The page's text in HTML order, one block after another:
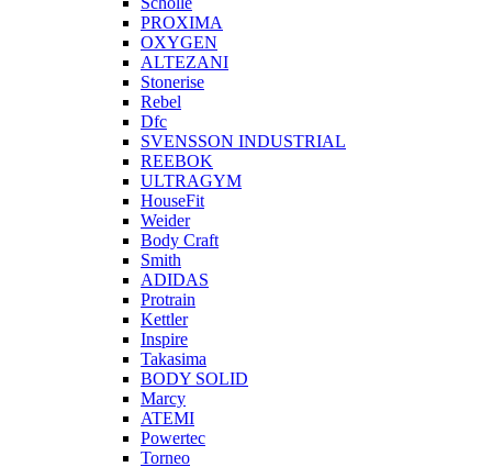
PROXIMA
OXYGEN
ALTEZANI
Stonerise
Rebel
Dfc
SVENSSON INDUSTRIAL
REEBOK
ULTRAGYM
HouseFit
Weider
Body Craft
Smith
ADIDAS
Protrain
Kettler
Inspire
Takasima
BODY SOLID
Marcy
ATEMI
Powertec
Torneo